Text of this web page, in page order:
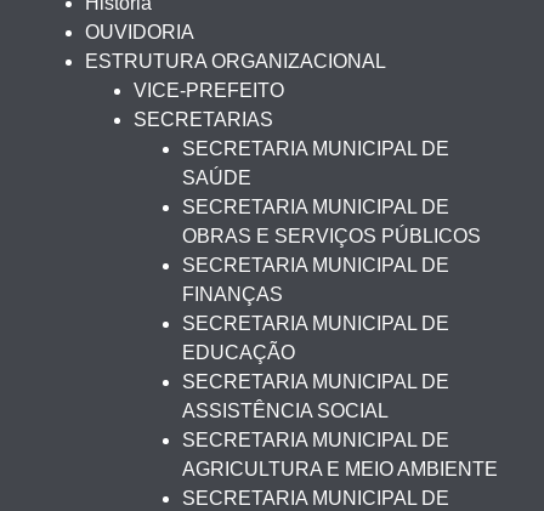
OUVIDORIA
ESTRUTURA ORGANIZACIONAL
VICE-PREFEITO
SECRETARIAS
SECRETARIA MUNICIPAL DE
SAÚDE
SECRETARIA MUNICIPAL DE
OBRAS E SERVIÇOS PÚBLICOS
SECRETARIA MUNICIPAL DE
FINANÇAS
SECRETARIA MUNICIPAL DE
EDUCAÇÃO
SECRETARIA MUNICIPAL DE
ASSISTÊNCIA SOCIAL
SECRETARIA MUNICIPAL DE
AGRICULTURA E MEIO AMBIENTE
SECRETARIA MUNICIPAL DE